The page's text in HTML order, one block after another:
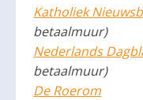
Katholiek
betaalmuur)
Nederlands
betaalmuur)
De Roerom